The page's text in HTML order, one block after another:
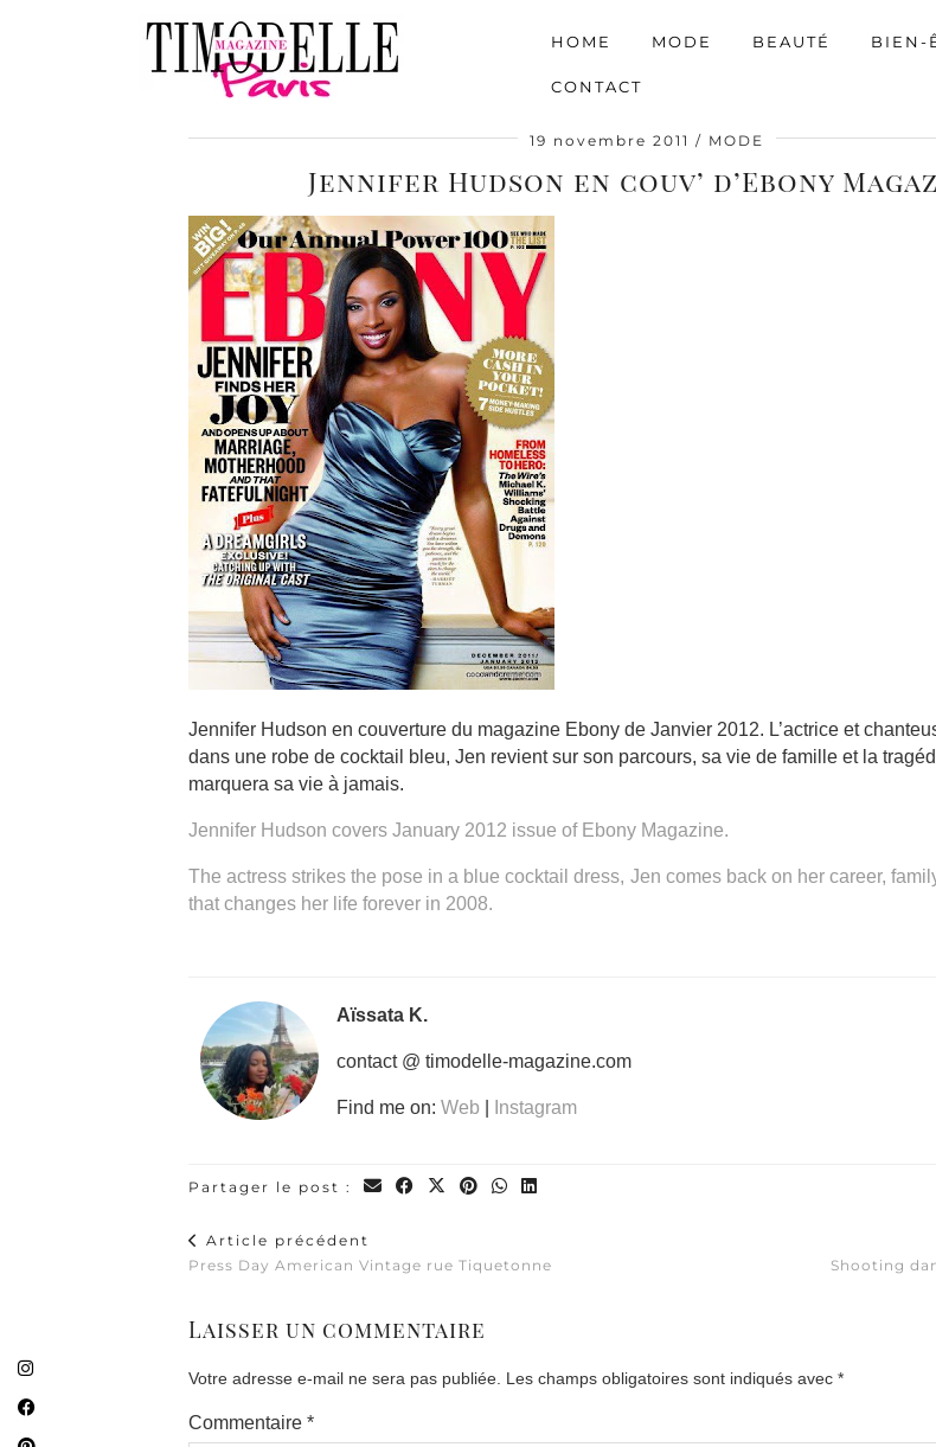
HOME MODE BEAUTÉ BIEN-
CONTACT
19 novembre 2011 MODE
Jennifer Hudson en couv’ d’Ebony
Jennifer Hudson en couverture du magazine Ebony de Janvier 2012. L’actrice et
dans une robe de cocktail bleu, Jen revient sur son parcours, sa vie de famille et la
marquera sa vie à jamais.
Jennifer Hudson covers January 2012 issue of Ebony Magazine.
The actress strikes the pose in a blue cocktail dress, Jen comes back on her career,
that changes her life forever in 2008.
Aïssata K.
contact @ timodelle-magazine.com
Find me on: Web Instagram
Partager le post :
Article précédent
Press Day American Vintage rue Tiquetonne
Shooting
Laisser un commentaire
Votre adresse e-mail ne sera pas publiée. Les champs obligatoires sont indiqués avec *
Commentaire *